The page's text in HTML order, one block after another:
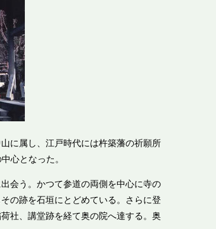
に属し、江戸時代には杵築藩の祈願所
心となった。
会う。かつて参道の両側を中心に寺の
の跡を石垣にとどめている。さらに登
社、講堂跡を経て奥の院へ達する。奥